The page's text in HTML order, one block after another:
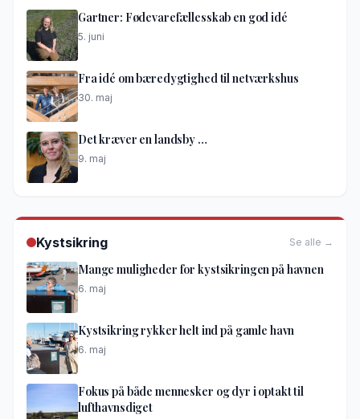
Gartner: Fødevarefællesskab en god idé
5. juni
Fra idé om bæredygtighed til netværkshus
30. maj
Det kræver en landsby …
9. maj
Kystsikring Se alle →
Mange muligheder for kystsikringen på havnen
6. maj
Kystsikring rykker helt ind på gamle havn
6. maj
Fokus på både mennesker og dyr i optakt til
lufthavnsdiget